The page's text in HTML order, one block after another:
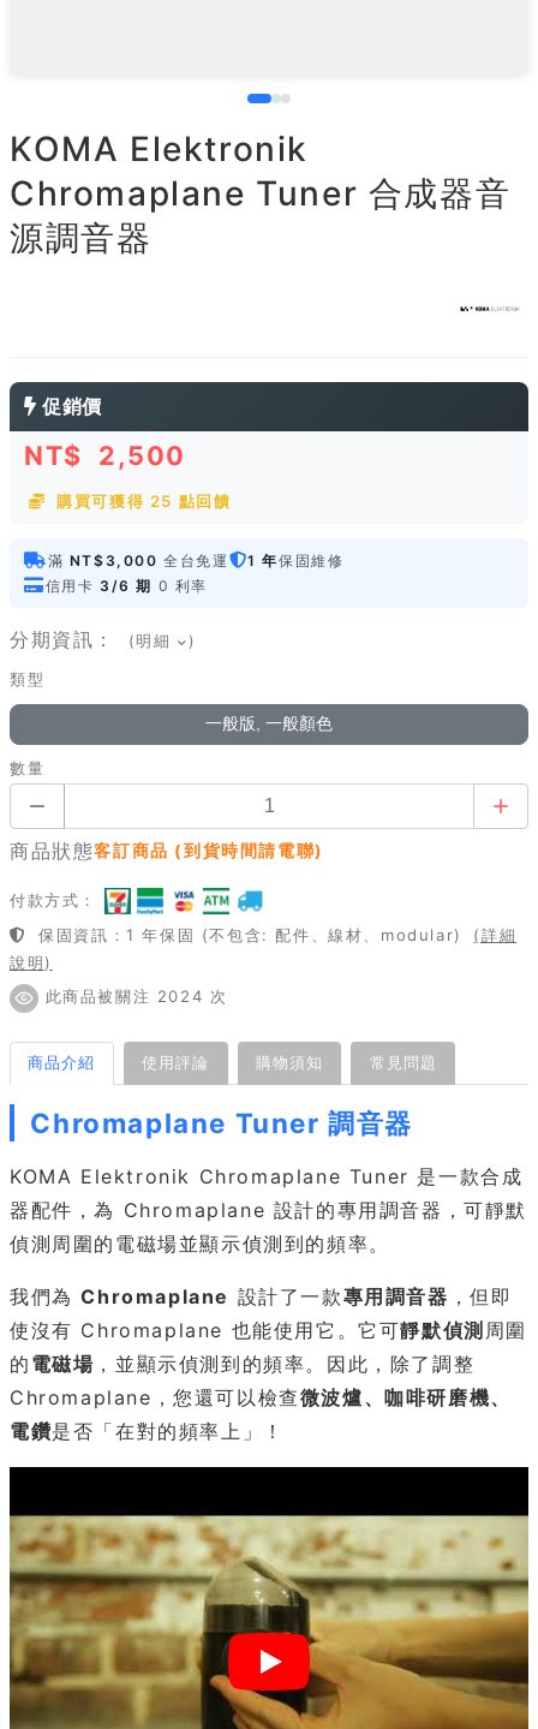
KOMA Elektronik
Chromaplane Tuner 合成器音
源調音器
促銷價
NT$ 2,500
購買可獲得 25 點回饋
滿 NT$3,000 全台免運 1 年保固維修
信用卡 3/6 期 0 利率
分期資訊： (明細 )
類型
一般版, 一般顏色
數量
商品狀態客訂商品 (到貨時間請電聯)
付款方式：
保固資訊：1 年保固 (不包含: 配件、線材、modular)
(詳細
說明)
此商品被關注 2024 次
商品介紹 使用評論 購物須知 常見問題
Chromaplane Tuner 調音器
KOMA Elektronik Chromaplane Tuner 是一款合成
器配件，為 Chromaplane 設計的專用調音器，可靜默
偵測周圍的電磁場並顯示偵測到的頻率。
我們為Chromaplane 設計了一款專用調音器 ，但即
使沒有 Chromaplane 也能使用它。它可靜默偵測 周圍
的 電磁場 ，並顯示偵測到的頻率。因此，除了調整
Chromaplane，您還可以檢查微波爐、咖啡研磨機、
電鑽是否「在對的頻率上」！